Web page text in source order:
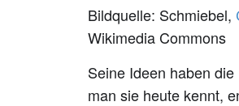
Bildquelle: Schmiebel,
Wikimedia Commons
Seine Ideen haben
man sie heute kennt,